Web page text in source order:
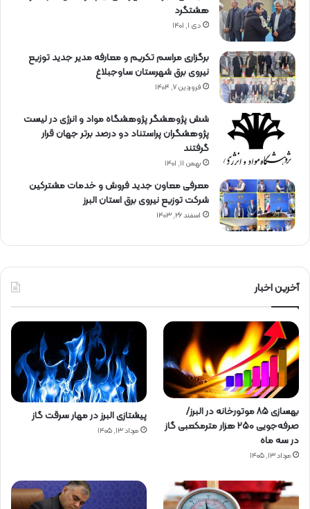
هشتگرد
دی ۱, ۱۴۰۱
برگزاری مراسم تكریم و معارفه مدیر جدید توزیع
نیروی برق شهرستان ساوجبلاغ
فروردین ۷, ۱۴۰۴
شش پژوهشگر پژوهشگاه مواد و انرژی در لیست
پژوهشگران پراستناد دو درصد برتر جهان قرار
گرفتند
بهمن ۱۱, ۱۴۰۱
معرفی معاون جدید فروش و خدمات مشتركین
شركت توزیع نیروی برق استان البرز
اسفند ۲۶, ۱۴۰۳
آخرین اخبار
بهسازی ۸۵ موتورخانه در البرز/
صرفه‌جویی ۲۵۰ هزار مترمکعبی گاز
در سه ماه
مرداد ۱۳, ۱۴۰۵
پیشتازی البرز در مهار سرقت گاز
مرداد ۱۳, ۱۴۰۵